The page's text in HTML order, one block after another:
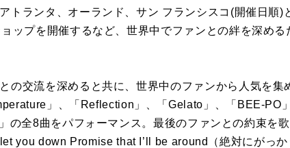
トランタ、オーランド、サン フランシスコ(開催日順)
ップを開催するなど、世界中でファンとの絆を深める
の交流を深めると共に、世界中のファンから人気を集
」、「Reflection」、「Gelato」、「BEE-PO
全8曲をパフォーマンス。最後のファンとの約束を歌
you down Promise that I’ll be around（絶対にがっか